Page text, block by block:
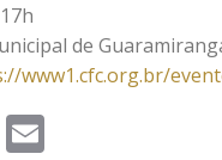
de
www1.cfc.org.br/
WhatsApp